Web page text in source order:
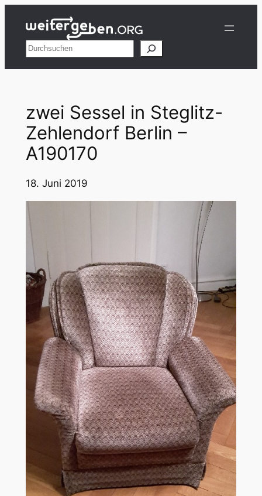
Inhalt
springenSuchen
zwei Sessel in Steglitz-
Zehlendorf Berlin –
A190170
18. Juni 2019